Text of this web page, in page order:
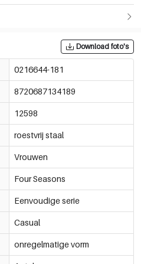
Download foto's
0216644-181
8720687134189
12598
roestvrij staal
Vrouwen
Four Seasons
Eenvoudige serie
Casual
onregelmatige vorm